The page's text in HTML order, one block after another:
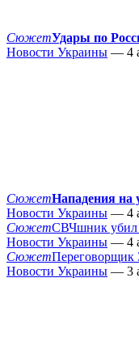
СюжетУдары по
Новости Украины — 4
СюжетНападения на
Новости Украины — 4
СюжетСВЧшник убил
Новости Украины — 4
СюжетПереговорщик
Новости Украины — 3